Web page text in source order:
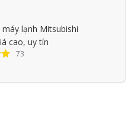
lạnh Mitsubishi
cao, uy tín
73